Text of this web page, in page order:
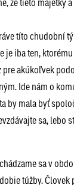
títo chudobní
je iba ten,
pre akúkoľvek
Ide nám o
by mala byť
sa, lebo
sa v
túžby.